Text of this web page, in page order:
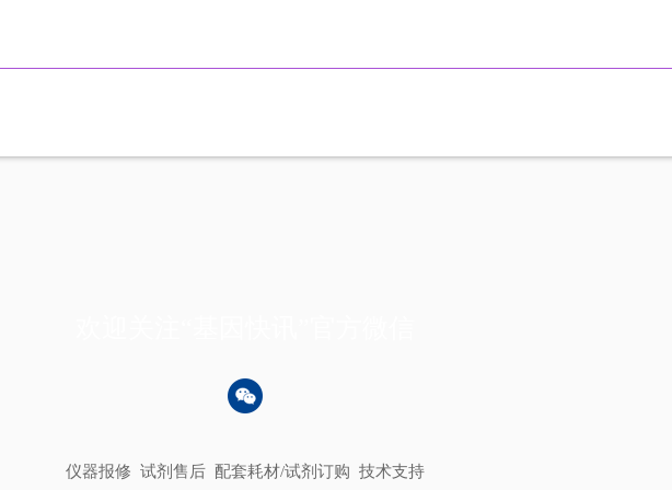
仪器报修 试剂售后 配套耗材/试剂订购 技术支持